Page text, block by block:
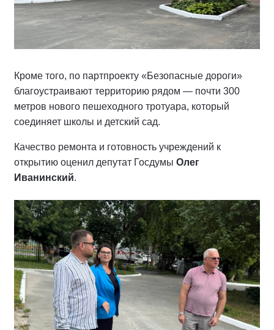
Кроме того, по партпроекту «Безопасные дороги»
благоустраивают территорию рядом — почти 300
метров нового пешеходного тротуара, который
соединяет школы и детский сад.
Качество ремонта и готовность учреждений к
открытию оценил депутат Госдумы Олег
Иванинский.